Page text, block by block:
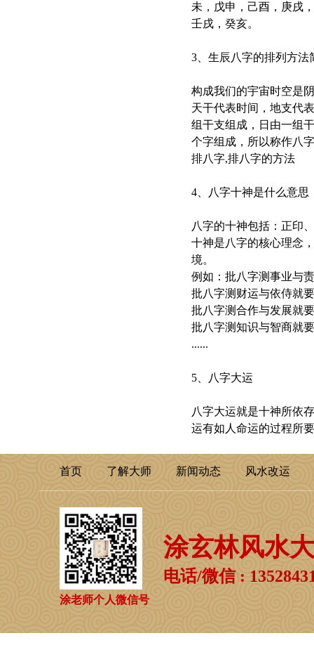
未，戊申，己酉，庚戌
壬戌，癸亥。
3、生辰八字的排列方法
构成我们的宇宙时空是
天干代表时间，地支代
组干支组成，日由一组
个字组成，所以称作八
排八字,排八字的方法
4、八字十神是什么意思
八字的十神包括：正印
十神是八字的核心理念
境。
例如：批八字测事业与
批八字测财运与依侍就
批八字测合作与发展就
批八字测知识与智商就
......
5、八字大运
八字大运就是十神所依
运有如人命运的过程所
首页 了解大师 新闻动态 风水改运
涂老师个人微信号
涂玄林风水
电话/微信 :